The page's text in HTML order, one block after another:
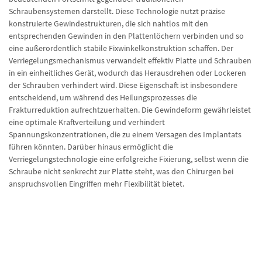
Schraubensystemen darstellt. Diese Technologie nutzt präzise
konstruierte Gewindestrukturen, die sich nahtlos mit den
entsprechenden Gewinden in den Plattenlöchern verbinden und so
eine außerordentlich stabile Fixwinkelkonstruktion schaffen. Der
Verriegelungsmechanismus verwandelt effektiv Platte und Schrauben
in ein einheitliches Gerät, wodurch das Herausdrehen oder Lockeren
der Schrauben verhindert wird. Diese Eigenschaft ist insbesondere
entscheidend, um während des Heilungsprozesses die
Frakturreduktion aufrechtzuerhalten. Die Gewindeform gewährleistet
eine optimale Kraftverteilung und verhindert
Spannungskonzentrationen, die zu einem Versagen des Implantats
führen könnten. Darüber hinaus ermöglicht die
Verriegelungstechnologie eine erfolgreiche Fixierung, selbst wenn die
Schraube nicht senkrecht zur Platte steht, was den Chirurgen bei
anspruchsvollen Eingriffen mehr Flexibilität bietet.